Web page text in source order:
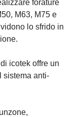
forature
M63, M75 e
lo sfrido in
icotek offre un
sistema anti-